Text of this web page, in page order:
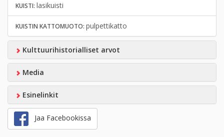
KUISTI: lasikuisti
KUISTIN KATTOMUOTO: pulpettikatto
Kulttuurihistorialliset arvot
Media
Esinelinkit
Jaa Facebookissa